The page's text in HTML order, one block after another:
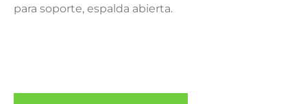
para soporte, espalda abierta.